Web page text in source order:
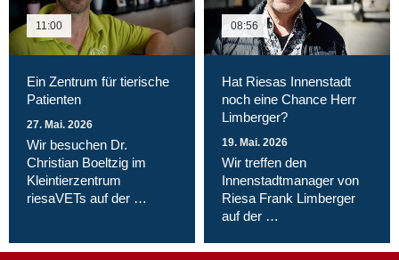
11:00
Ein Zentrum für tierische
Patienten
27. Mai. 2026
Wir besuchen Dr.
Christian Boeltzig im
Kleintierzentrum
riesaVETs auf der …
08:56
Hat Riesas Innenstadt
noch eine Chance Herr
Limberger?
19. Mai. 2026
Wir treffen den
Innenstadtmanager von
Riesa Frank Limberger
auf der …